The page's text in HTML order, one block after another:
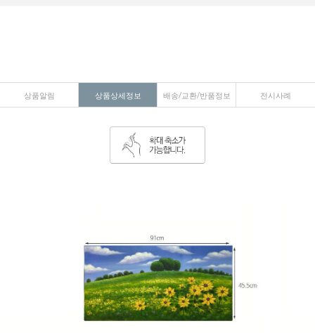
상품알림 상품상세정보 배송/교환/반품정보 전시사례